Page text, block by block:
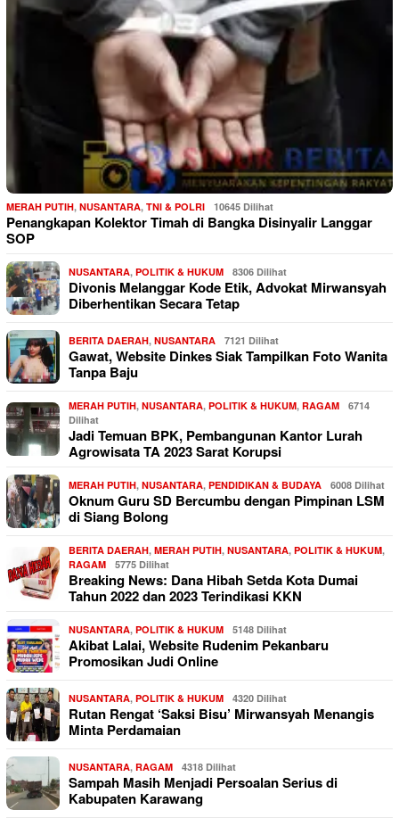
MERAH PUTIH, NUSANTARA, TNI & POLRI 10645 Dilihat
Penangkapan Kolektor Timah di Bangka Disinyalir Langgar
SOP
NUSANTARA, POLITIK & HUKUM 8306 Dilihat
Divonis Melanggar Kode Etik, Advokat Mirwansyah
Diberhentikan Secara Tetap
BERITA DAERAH, NUSANTARA 7121 Dilihat
Gawat, Website Dinkes Siak Tampilkan Foto Wanita
Tanpa Baju
MERAH PUTIH, NUSANTARA, POLITIK & HUKUM, RAGAM
6714
Dilihat
Jadi Temuan BPK, Pembangunan Kantor Lurah
Agrowisata TA 2023 Sarat Korupsi
MERAH PUTIH, NUSANTARA, PENDIDIKAN & BUDAYA 6008 Dilihat
Oknum Guru SD Bercumbu dengan Pimpinan LSM
di Siang Bolong
BERITA DAERAH, MERAH PUTIH, NUSANTARA, POLITIK & HUKUM,
RAGAM
5775 Dilihat
Breaking News: Dana Hibah Setda Kota Dumai
Tahun 2022 dan 2023 Terindikasi KKN
NUSANTARA, POLITIK & HUKUM 5148 Dilihat
Akibat Lalai, Website Rudenim Pekanbaru
Promosikan Judi Online
NUSANTARA, POLITIK & HUKUM 4320 Dilihat
Rutan Rengat ‘Saksi Bisu’ Mirwansyah Menangis
Minta Perdamaian
NUSANTARA, RAGAM 4318 Dilihat
Sampah Masih Menjadi Persoalan Serius di
Kabupaten Karawang